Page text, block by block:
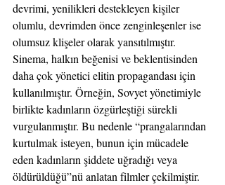
devrimi, yenilikleri destekleyen kişiler
olumlu, devrimden önce zenginleşenler ise
olumsuz klişeler olarak yansıtılmıştır.
Sinema, halkın beğenisi ve beklentisinden
daha çok yönetici elitin propagandası için
kullanılmıştır. Örneğin, Sovyet yönetimiyle
birlikte kadınların özgürleştiği sürekli
vurgulanmıştır. Bu nedenle “prangalarından
kurtulmak isteyen, bunun için mücadele
eden kadınların şiddete uğradığı veya
öldürüldüğü”nü anlatan filmler çekilmiştir.